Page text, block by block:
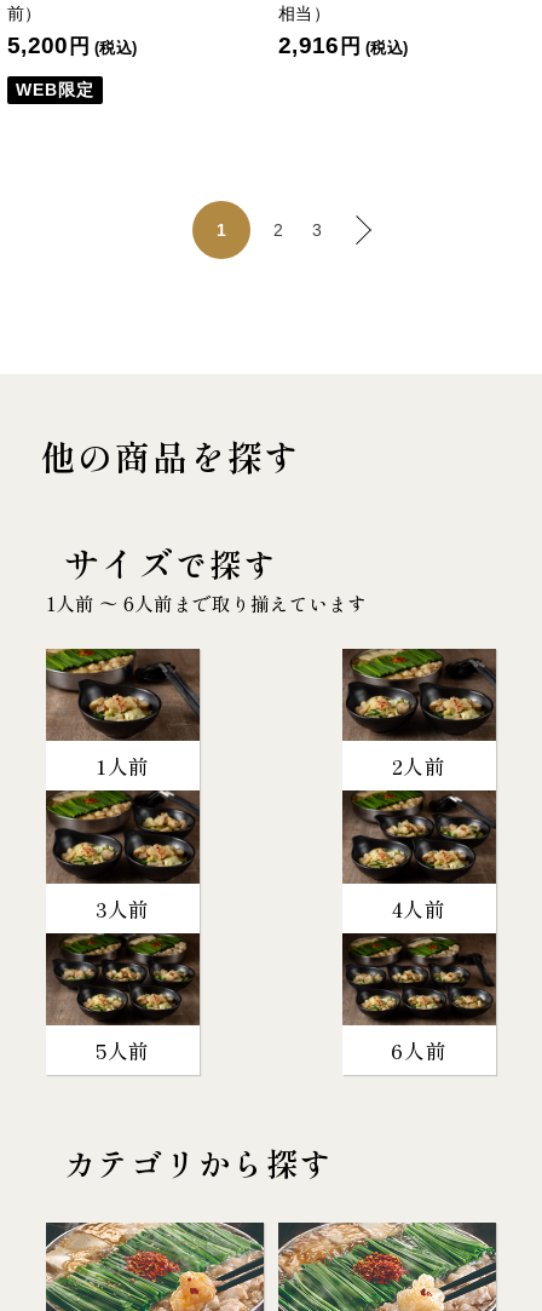
前）
5,200 円 (税込)
WEB限定
相当）
2,916 円 (税込)
1 2 3
他の商品を探す
サイズで探す
1人前 〜 6人前まで取り揃えています
1人前 2人前
3人前 4人前
5人前 6人前
カテゴリから探す